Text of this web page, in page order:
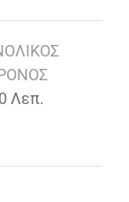
Λεπτά
Λεπ.